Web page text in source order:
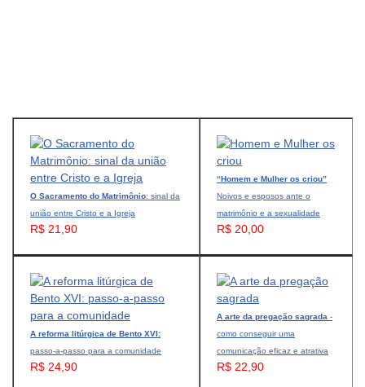
O Sacramento do Matrimônio: sinal da
união entre Cristo e a Igreja
R$ 21,90
“Homem e Mulher os criou”
Noivos e esposos ante o
matrimônio e a sexualidade
R$ 20,00
A reforma litúrgica de Bento XVI:
passo-a-passo para a comunidade
R$ 24,90
A arte da pregação sagrada -
como conseguir uma
comunicação eficaz e atrativa
R$ 22,90